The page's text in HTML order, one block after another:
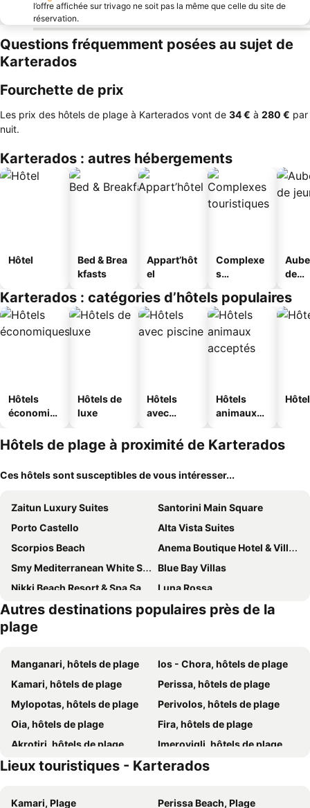
l’offre affichée sur trivago ne soit pas la même que celle du site de
réservation.
Questions fréquemment posées au sujet de
Karterados
Fourchette de prix
Les prix des hôtels de plage à Karterados vont de ‎34 € à ‎280 € par
nuit.
Karterados : autres hébergements
Hôtel
Bed & Brea
kfasts
Appart’hôt
el
Complexe
s
s
de
Karterados : catégories d’hôtels populaires
Hôtels
économiq
Hôtels de
luxe
Hôtels
avec
Hôtels
animaux
Hôtels de plage à proximité de Karterados
Ces hôtels sont susceptibles de vous intéresser...
Zaitun Luxury Suites
Santorini Main Square
Porto Castello
Alta Vista Suites
Scorpios Beach
Anema Boutique Hotel & Villas Santorini
Smy Mediterranean White Santorini
Blue Bay Villas
Nikki Beach Resort & Spa Santorini
Luna Rossa
Villa Angira
Sun Springs Suites
Azalea Hotel
Agia Irini Rooms & Apartments
Amara Suites Santorini
Fanouris Condo - Adults Only
Ocean View
Hotel Akis
Home Hotel Uman
Tarelis Apartments & Studios
Kalya Suites
Sunflower ApartHotel
Radisson Blu Zaffron Resort, Santorini
Aurora Luxury Suites
Levante Beach Hotel
Autres destinations populaires près de la
plage
Manganari, hôtels de plage
Ios - Chora, hôtels de plage
Kamari, hôtels de plage
Perissa, hôtels de plage
Mylopotas, hôtels de plage
Perivolos, hôtels de plage
Oia, hôtels de plage
Fira, hôtels de plage
Akrotiri, hôtels de plage
Imerovigli, hôtels de plage
Vlychada, hôtels de plage
Monolithos, hôtels de plage
Vourvoulos, hôtels de plage
Chora, hôtels de plage
Lieux touristiques - Karterados
Kamari, Plage Perissa Beach, Plage